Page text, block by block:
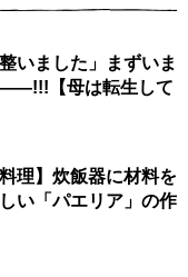
いました」まずいま
【母は転生して
理】炊飯器に材料を
い「パエリア」の作